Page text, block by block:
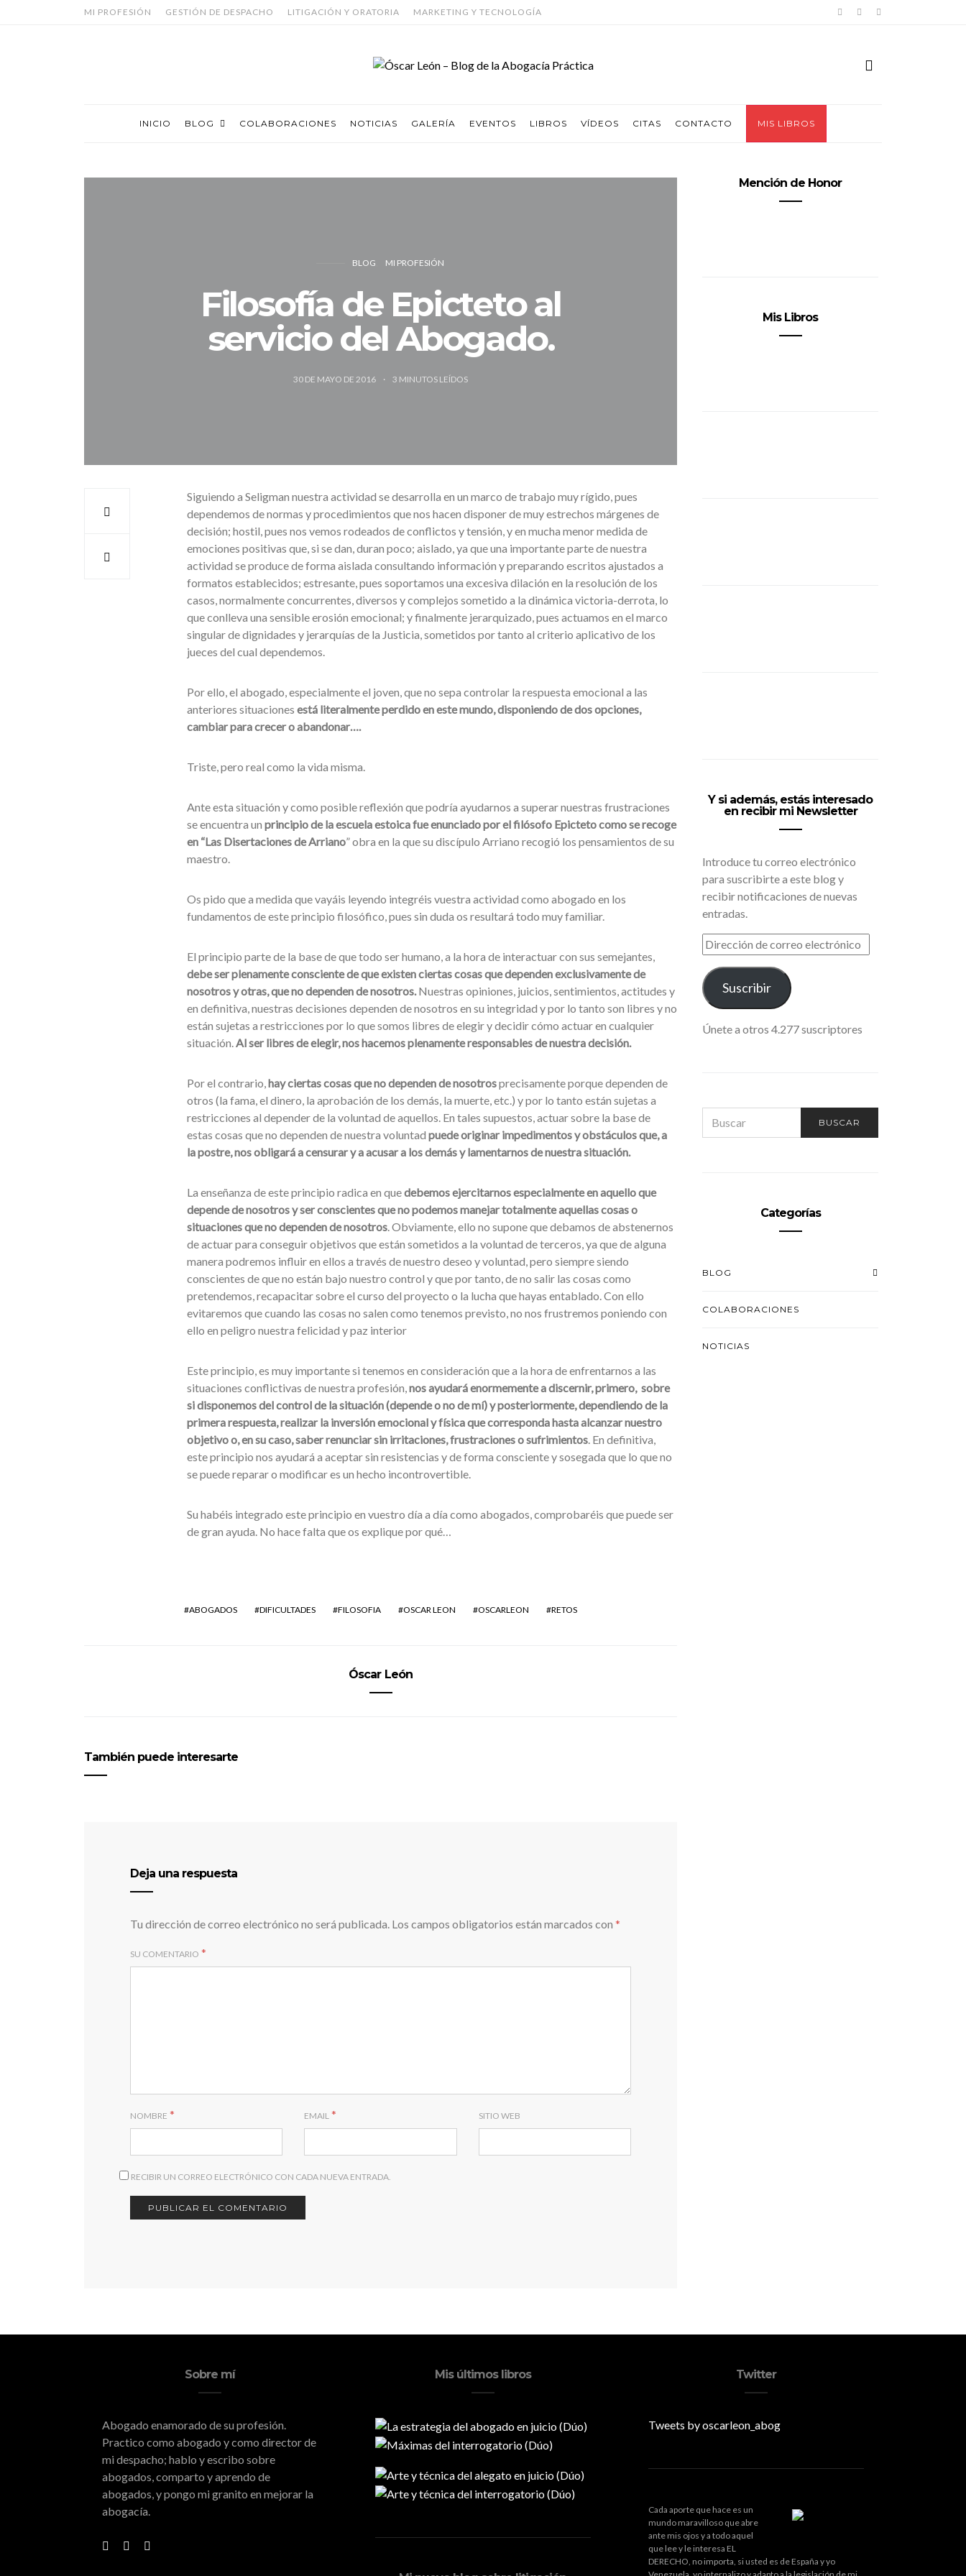
MI PROFESIÓN GESTIÓN DE DESPACHO LITIGACIÓN Y ORATORIA MARKETING Y TECNOLOGÍA
INICIO BLOG COLABORACIONES NOTICIAS GALERÍA EVENTOS LIBROS VÍDEOS CITAS CONTACTO MIS LIBROS
BLOG MI PROFESIÓN
Filosofía de Epicteto al
servicio del Abogado.
30 DE MAYO DE 2016 3 MINUTOS LEÍDOS
Siguiendo a Seligman nuestra actividad se desarrolla en un marco de trabajo muy rígido, pues
dependemos de normas y procedimientos que nos hacen disponer de muy estrechos márgenes de
decisión; hostil, pues nos vemos rodeados de conflictos y tensión, y en mucha menor medida de
emociones positivas que, si se dan, duran poco; aislado, ya que una importante parte de nuestra
actividad se produce de forma aislada consultando información y preparando escritos ajustados a
formatos establecidos; estresante, pues soportamos una excesiva dilación en la resolución de los
casos, normalmente concurrentes, diversos y complejos sometido a la dinámica victoria-derrota, lo
que conlleva una sensible erosión emocional; y finalmente jerarquizado, pues actuamos en el marco
singular de dignidades y jerarquías de la Justicia, sometidos por tanto al criterio aplicativo de los
jueces del cual dependemos.
Por ello, el abogado, especialmente el joven, que no sepa controlar la respuesta emocional a las
anteriores situaciones está literalmente perdido en este mundo, disponiendo de dos opciones,
cambiar para crecer o abandonar….
Triste, pero real como la vida misma.
Ante esta situación y como posible reflexión que podría ayudarnos a superar nuestras frustraciones
se encuentra un principio de la escuela estoica fue enunciado por el filósofo Epicteto como se recoge
en “Las Disertaciones de Arriano” obra en la que su discípulo Arriano recogió los pensamientos de su
maestro.
Os pido que a medida que vayáis leyendo integréis vuestra actividad como abogado en los
fundamentos de este principio filosófico, pues sin duda os resultará todo muy familiar.
El principio parte de la base de que todo ser humano, a la hora de interactuar con sus semejantes,
debe ser plenamente consciente de que existen ciertas cosas que dependen exclusivamente de
nosotros y otras, que no dependen de nosotros.Nuestras opiniones, juicios, sentimientos, actitudes y
en definitiva, nuestras decisiones dependen de nosotros en su integridad y por lo tanto son libres y no
están sujetas a restricciones por lo que somos libres de elegir y decidir cómo actuar en cualquier
situación.Al ser libres de elegir, nos hacemos plenamente responsables de nuestra decisión.
Por el contrario,hay ciertas cosas que no dependen de nosotrosprecisamente porque dependen de
otros (la fama, el dinero, la aprobación de los demás, la muerte, etc.) y por lo tanto están sujetas a
restricciones al depender de la voluntad de aquellos. En tales supuestos, actuar sobre la base de
estas cosas que no dependen de nuestra voluntad puede originar impedimentos y obstáculos que, a
la postre, nos obligará a censurar y a acusar a los demás y lamentarnos de nuestra situación.
La enseñanza de este principio radica en quedebemos ejercitarnos especialmente en aquello que
depende de nosotros y ser conscientes que no podemos manejar totalmente aquellas cosas o
situaciones que no dependen de nosotros. Obviamente, ello no supone que debamos de abstenernos
de actuar para conseguir objetivos que están sometidos a la voluntad de terceros, ya que de alguna
manera podremos influir en ellos a través de nuestro deseo y voluntad, pero siempre siendo
conscientes de que no están bajo nuestro control y que por tanto, de no salir las cosas como
pretendemos, recapacitar sobre el curso del proyecto o la lucha que hayas entablado. Con ello
evitaremos que cuando las cosas no salen como tenemos previsto, no nos frustremos poniendo con
ello en peligro nuestra felicidad y paz interior
Este principio, es muy importante si tenemos en consideración que a la hora de enfrentarnos a las
situaciones conflictivas de nuestra profesión,nos ayudará enormemente a discernir, primero, sobre
si disponemos del control de la situación (depende o no de mí) y posteriormente, dependiendo de la
primera respuesta, realizar la inversión emocional y física que corresponda hasta alcanzar nuestro
objetivo o, en su caso, saber renunciar sin irritaciones, frustraciones o sufrimientos. En definitiva,
este principio nos ayudará a aceptar sin resistencias y de forma consciente y sosegada que lo que no
se puede reparar o modificar es un hecho incontrovertible.
Su habéis integrado este principio en vuestro día a día como abogados, comprobaréis que puede ser
de gran ayuda. No hace falta que os explique por qué…
ABOGADOS DIFICULTADES FILOSOFIA OSCAR LEON OSCARLEON RETOS
Óscar León
También puede interesarte
Deja una respuesta
Tu dirección de correo electrónico no será publicada. Los campos obligatorios están marcados con *
SU COMENTARIO *
NOMBRE * EMAIL * SITIO WEB
RECIBIR UN CORREO ELECTRÓNICO CON CADA NUEVA ENTRADA.
Mención de Honor
Mis Libros
Y si además, estás interesado
en recibir mi Newsletter
Introduce tu correo electrónico
para suscribirte a este blog y
recibir notificaciones de nuevas
entradas.
DIRECCIÓN
DE
CORREO
ELECTRÓNICO
Suscribir
Únete a otros 4.277 suscriptores
FOR:
BUSCAR
Categorías
BLOG
COLABORACIONES
NOTICIAS
Sobre mí
Abogado enamorado de su profesión.
Practico como abogado y como director de
mi despacho; hablo y escribo sobre
abogados, comparto y aprendo de
abogados, y pongo mi granito en mejorar la
abogacía.
Mis últimos libros Twitter
Tweets by oscarleon_abog
Cada aporte que hace es un
mundo maravilloso que abre
ante mis ojos y a todo aquel
que lee y le interesa EL
DERECHO, no importa, si usted es de España y yo